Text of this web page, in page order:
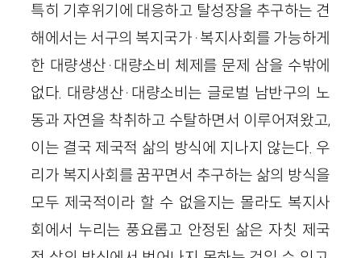
특히 기후위기에 대응하고 탈성장을 추구하는 견
해에서는 서구의 복지국가·복지사회를 가능하게
한 대량생산·대량소비 체제를 문제 삼을 수밖에
없다. 대량생산·대량소비는 글로벌 남반구의 노
동과 자연을 착취하고 수탈하면서 이루어져왔고,
이는 결국 제국적 삶의 방식에 지나지 않는다. 우
리가 복지사회를 꿈꾸면서 추구하는 삶의 방식을
모두 제국적이라 할 수 없을지는 몰라도 복지사
회에서 누리는 풍요롭고 안정된 삶은 자칫 제국